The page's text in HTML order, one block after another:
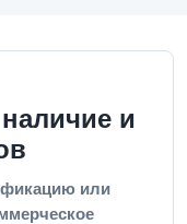
и
или